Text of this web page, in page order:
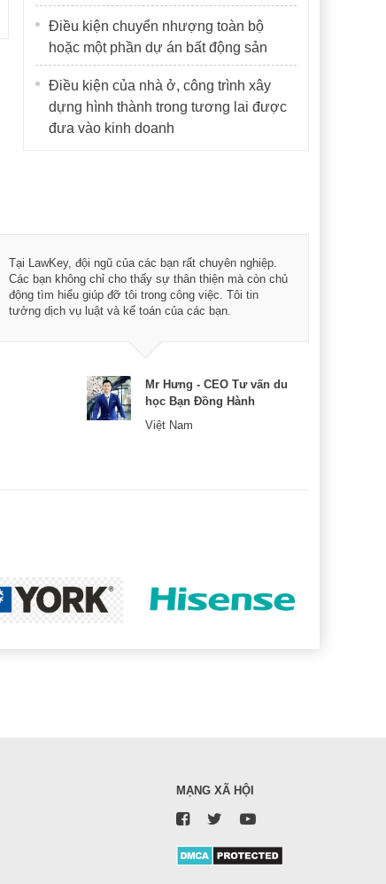
Điều kiện chuyển nhượng toàn bộ
hoặc một phần dự án bất động sản
Điều kiện của nhà ở, công trình xây
dựng hình thành trong tương lai được
đưa vào kinh doanh
Tại LawKey, đội ngũ của các bạn rất chuyên nghiệp.
Các bạn không chỉ cho thấy sự thân thiện mà còn chủ
động tìm hiểu giúp đỡ tôi trong công việc. Tôi tin
tưởng dịch vụ luật và kế toán của các bạn.
Mr Hưng - CEO Tư vấn du
học Bạn Đồng Hành
Việt Nam
MẠNG XÃ HỘI